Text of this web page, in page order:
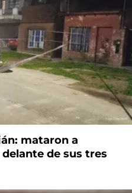
mataron a
de sus tres